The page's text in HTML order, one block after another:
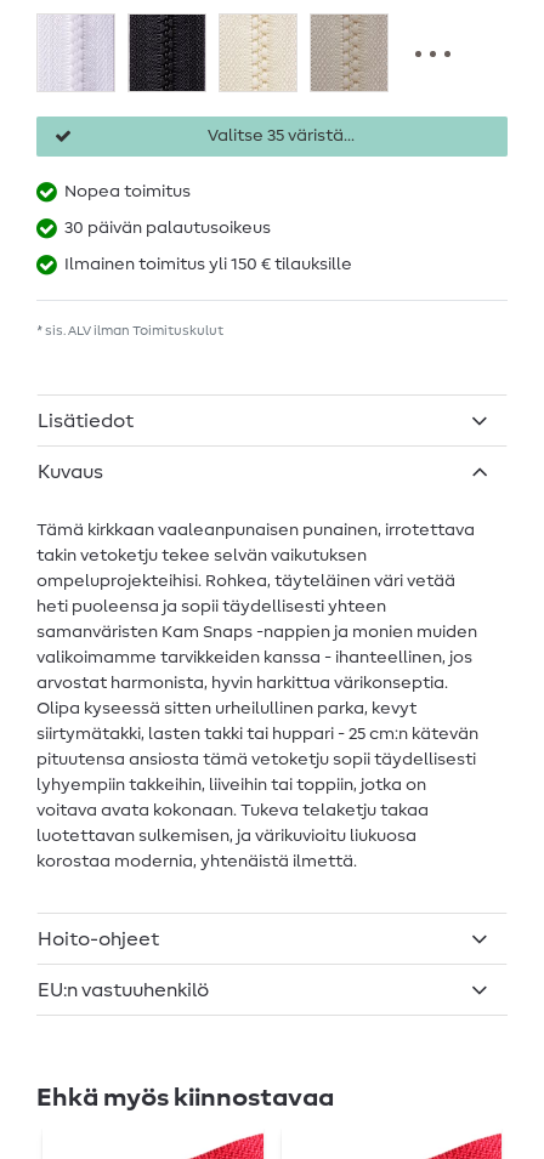
Valitse 35 väristä...
Nopea toimitus
30 päivän palautusoikeus
Ilmainen toimitus yli 150 € tilauksille
* sis. ALV ilman Toimituskulut
Lisätiedot
Kuvaus
Tämä kirkkaan vaaleanpunaisen punainen, irrotettava
takin vetoketju tekee selvän vaikutuksen
ompeluprojekteihisi. Rohkea, täyteläinen väri vetää
heti puoleensa ja sopii täydellisesti yhteen
samanväristen Kam Snaps -nappien ja monien muiden
valikoimamme tarvikkeiden kanssa - ihanteellinen, jos
arvostat harmonista, hyvin harkittua värikonseptia.
Olipa kyseessä sitten urheilullinen parka, kevyt
siirtymätakki, lasten takki tai huppari - 25 cm:n kätevän
pituutensa ansiosta tämä vetoketju sopii täydellisesti
lyhyempiin takkeihin, liiveihin tai toppiin, jotka on
voitava avata kokonaan. Tukeva telaketju takaa
luotettavan sulkemisen, ja värikuvioitu liukuosa
korostaa modernia, yhtenäistä ilmettä.
Hoito-ohjeet
EU:n vastuuhenkilö
Ehkä myös kiinnostavaa